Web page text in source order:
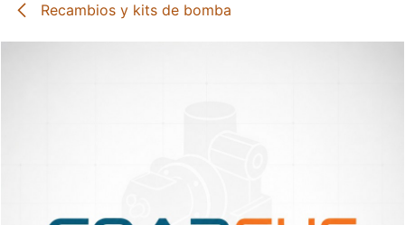
Recambios y kits de bomba